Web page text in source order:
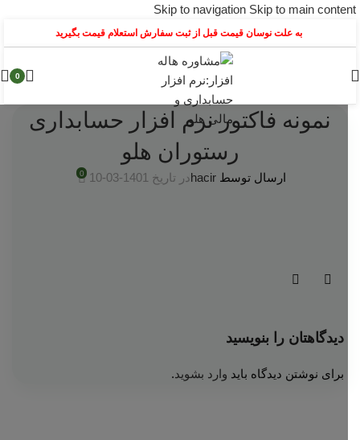
Skip to navigation Skip to main content
به علت نوسان قیمت قبل از ثبت سفارش استعلام قیمت بگیرید
0
نمونه فاکتور نرم افزار حسابداری
رستوران هلو
ارسال توسط hacirدر تاریخ 1401-03-10 0
دیدگاهتان را بنویسید
برای نوشتن دیدگاه باید وارد بشوید .